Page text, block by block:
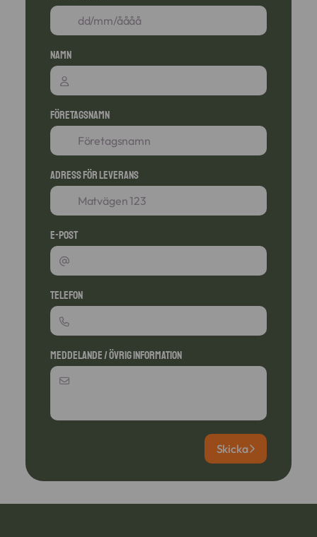
Namn
Företagsnamn
Adress för leverans
E-post
Telefon
Meddelande / Övrig information
Skicka